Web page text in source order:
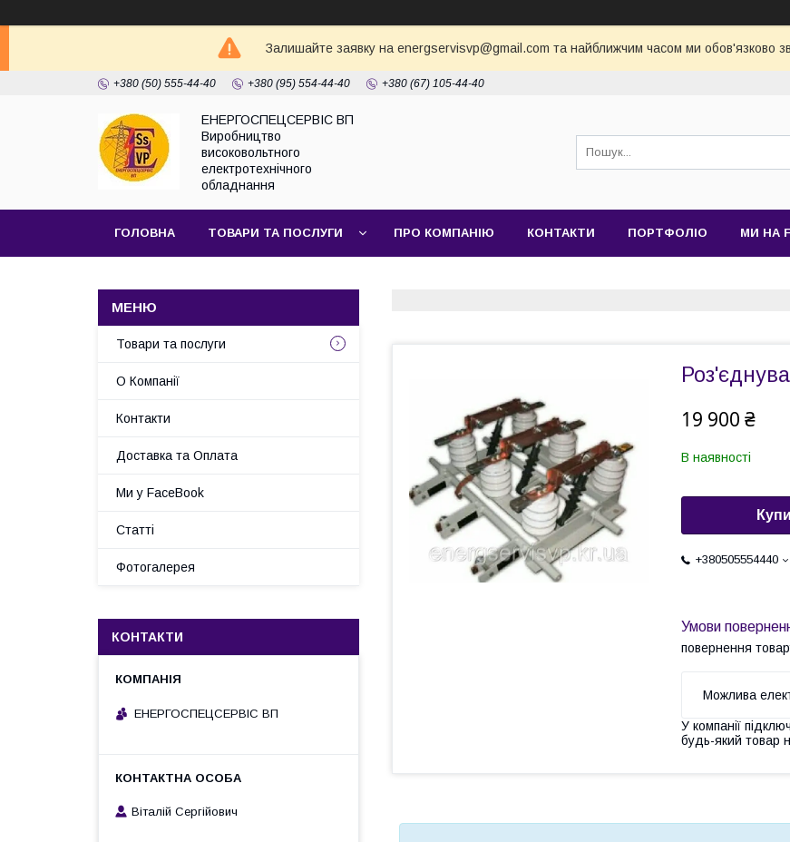
Залишайте заявку на energservisvp@gmail.com та найближчим часом ми обов'язково
+380 (50) 555-44-40 +380 (95) 554-44-40 +380 (67) 105-44-40
ЕНЕРГОСПЕЦСЕРВІС ВП
Виробництво
високовольтного
електротехнічного
обладнання
ГОЛОВНА ТОВАРИ ТА ПОСЛУГИ ПРО КОМПАНІЮ КОНТАКТИ ПОРТФОЛІО МИ НА
19 900 ₴
В наявності
+380505554440
повернення
У компанії
будь-який товар
Товари та послуги
О Компанії
Контакти
Доставка та Оплата
Ми у FaceBook
Статті
Фотогалерея
КОНТАКТИ
ЕНЕРГОСПЕЦСЕРВІС ВП
Віталій Сергійович